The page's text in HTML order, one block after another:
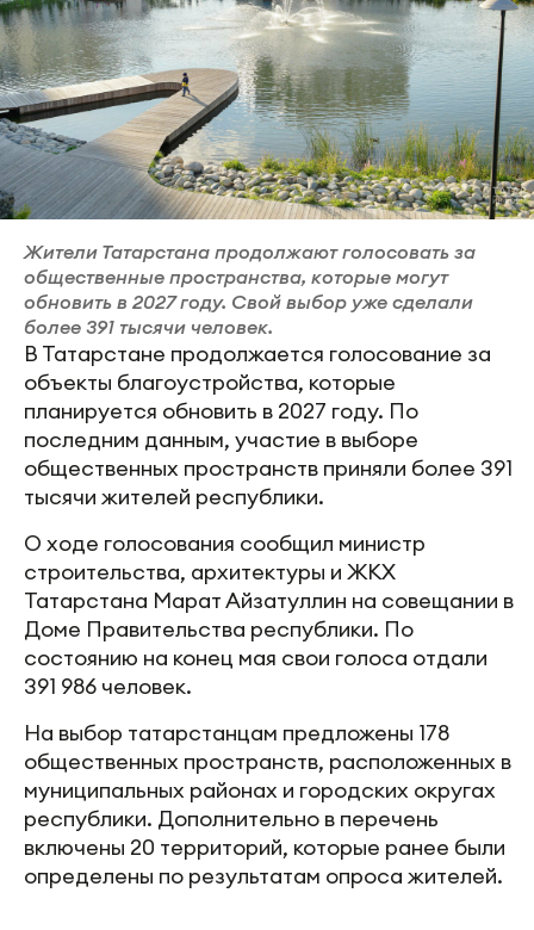
Жители Татарстана продолжают голосовать за
общественные пространства, которые могут
обновить в 2027 году. Свой выбор уже сделали
более 391 тысячи человек.
В Татарстане продолжается голосование за
объекты благоустройства, которые
планируется обновить в 2027 году. По
последним данным, участие в выборе
общественных пространств приняли более 391
тысячи жителей республики.
О ходе голосования сообщил министр
строительства, архитектуры и ЖКХ
Татарстана Марат Айзатуллин на совещании в
Доме Правительства республики. По
состоянию на конец мая свои голоса отдали
391 986 человек.
На выбор татарстанцам предложены 178
общественных пространств, расположенных в
муниципальных районах и городских округах
республики. Дополнительно в перечень
включены 20 территорий, которые ранее были
определены по результатам опроса жителей.